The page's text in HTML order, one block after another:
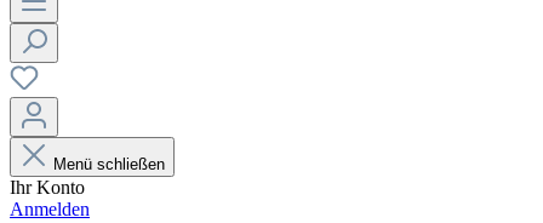
Menü schließen
Ihr Konto
Anmelden